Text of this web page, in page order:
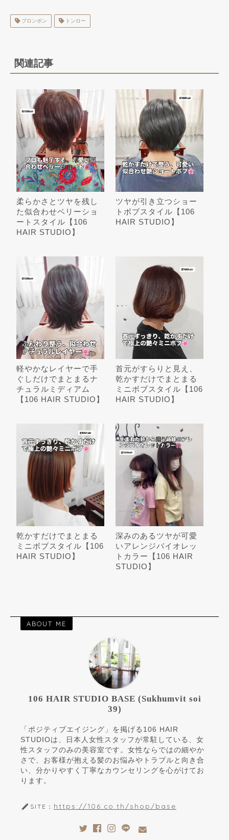
プロンポン トンロー
関連記事
柔らかさとツヤを残し
た似合わせベリーショ
ートスタイル【106
HAIR STUDIO】
ツヤが引き立つショー
トボブスタイル【106
HAIR STUDIO】
軽やかなレイヤーで手
ぐしだけでまとまるナ
チュラルミディアム
【106 HAIR STUDIO】
首元がすらりと見え、
乾かすだけでまとまる
ミニボブスタイル【106
HAIR STUDIO】
乾かすだけでまとまる
ミニボブスタイル【106
HAIR STUDIO】
深みのあるツヤが可愛
いアレンジバイオレッ
トカラー【106 HAIR
STUDIO】
ABOUT ME
106 HAIR STUDIO BASE (Sukhumvit soi
39)
「ポジティブエイジング」を掲げる106 HAIR
STUDIOは、日本人女性スタッフが常駐している、女
性スタッフのみの美容室です。女性ならではの細やか
さで、お客様が抱える髪のお悩みやトラブルと向き合
い、分かりやすく丁寧なカウンセリングを心がけてお
ります。
SITE： https://106.co.th/shop/base